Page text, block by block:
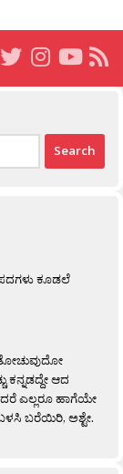
ಕೂಡಲೆ
ಆದ
ಎಲ್ಲರೂ ಹಾಗೆಯೇ
ಬರೆಯಿರಿ, ಅಶ್ಟೇ.